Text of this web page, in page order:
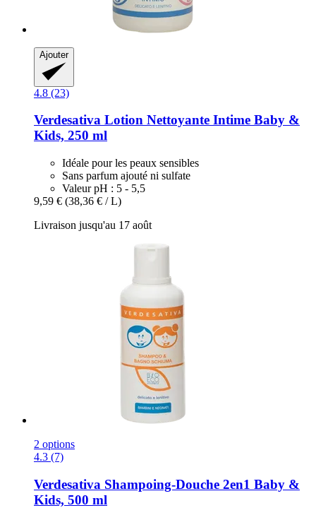
Ajouter
4.8 (23)
Verdesativa Lotion Nettoyante Intime Baby &
Kids, 250 ml
Idéale pour les peaux sensibles
Sans parfum ajouté ni sulfate
Valeur pH : 5 - 5,5
9,59 € (38,36 € / L)
Livraison jusqu'au 17 août
2 options
4.3 (7)
Verdesativa Shampoing-​Douche 2en1 Baby &
Kids, 500 ml